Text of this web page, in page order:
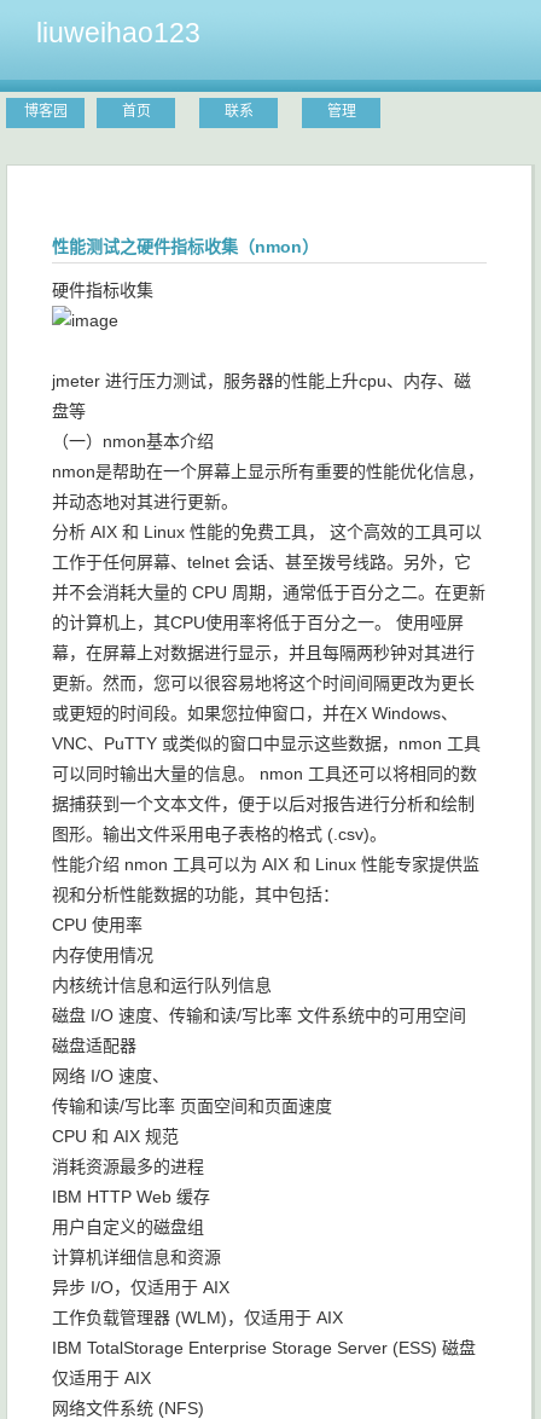
liuweihao123
博客园 首页 联系 管理
性能测试之硬件指标收集（nmon）
硬件指标收集
jmeter 进行压力测试，服务器的性能上升cpu、内存、磁
盘等
（一）nmon基本介绍
nmon是帮助在一个屏幕上显示所有重要的性能优化信息，
并动态地对其进行更新。
分析 AIX 和 Linux 性能的免费工具， 这个高效的工具可以
工作于任何屏幕、telnet 会话、甚至拨号线路。另外，它
并不会消耗大量的 CPU 周期，通常低于百分之二。在更新
的计算机上，其CPU使用率将低于百分之一。 使用哑屏
幕，在屏幕上对数据进行显示，并且每隔两秒钟对其进行
更新。然而，您可以很容易地将这个时间间隔更改为更长
或更短的时间段。如果您拉伸窗口，并在X Windows、
VNC、PuTTY 或类似的窗口中显示这些数据，nmon 工具
可以同时输出大量的信息。 nmon 工具还可以将相同的数
据捕获到一个文本文件，便于以后对报告进行分析和绘制
图形。输出文件采用电子表格的格式 (.csv)。
性能介绍 nmon 工具可以为 AIX 和 Linux 性能专家提供监
视和分析性能数据的功能，其中包括：
CPU 使用率
内存使用情况
内核统计信息和运行队列信息
磁盘 I/O 速度、传输和读/写比率 文件系统中的可用空间
磁盘适配器
网络 I/O 速度、
传输和读/写比率 页面空间和页面速度
CPU 和 AIX 规范
消耗资源最多的进程
IBM HTTP Web 缓存
用户自定义的磁盘组
计算机详细信息和资源
异步 I/O，仅适用于 AIX
工作负载管理器 (WLM)，仅适用于 AIX
IBM TotalStorage Enterprise Storage Server (ESS) 磁盘
仅适用于 AIX
网络文件系统 (NFS)